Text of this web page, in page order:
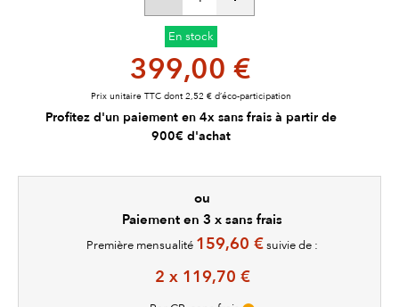
En stock
399,00 €
Prix unitaire TTC dont 2,52 € d’éco-participation
Profitez d'un paiement en 4x sans frais à partir de
900€ d'achat
ou
Paiement en 3 x sans frais
Première mensualité 159,60 € suivie de :
2 x 119,70 €